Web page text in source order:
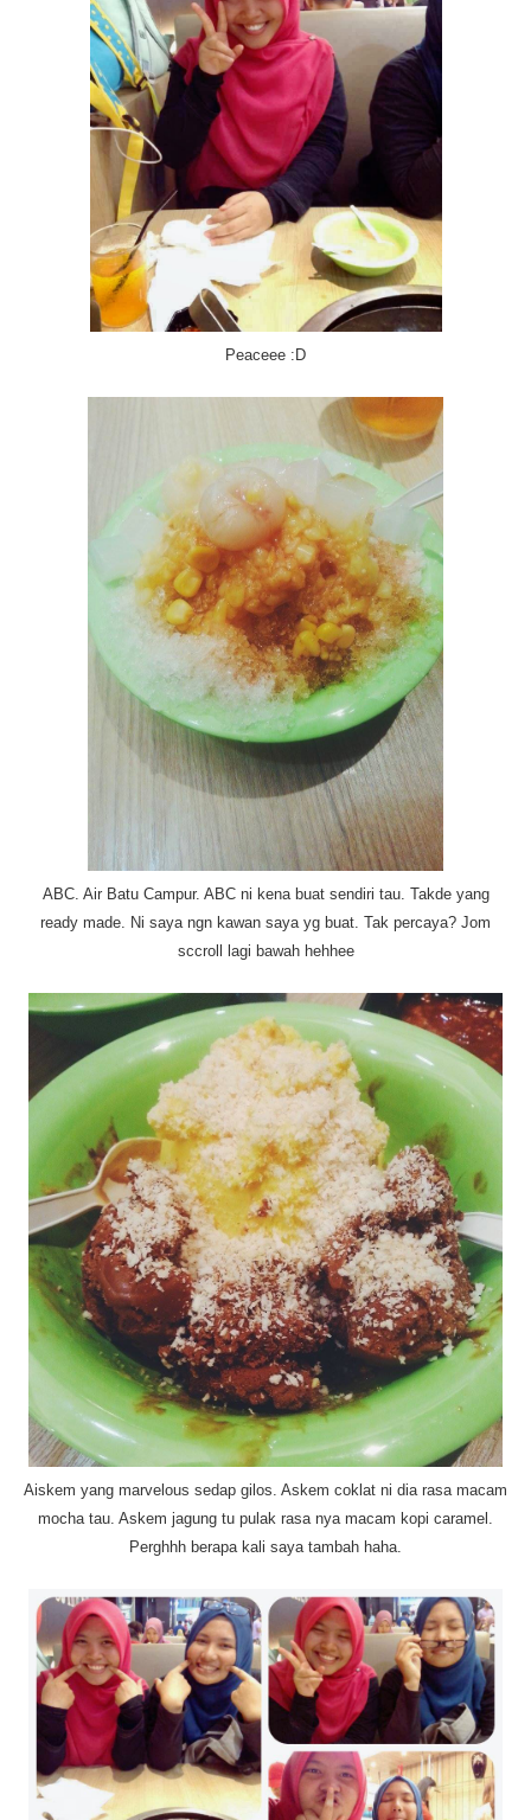
Peaceee :D
ABC. Air Batu Campur. ABC ni kena buat sendiri tau. Takde yang
ready made. Ni saya ngn kawan saya yg buat. Tak percaya? Jom
sccroll lagi bawah hehhee
Aiskem yang marvelous sedap gilos. Askem coklat ni dia rasa macam
mocha tau. Askem jagung tu pulak rasa nya macam kopi caramel.
Perghhh berapa kali saya tambah haha.